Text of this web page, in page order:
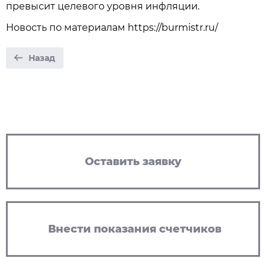
превысит целевого уровня инфляции.
Новость по материалам https://burmistr.ru/
Назад
Оставить заявку
Внести показания счетчиков